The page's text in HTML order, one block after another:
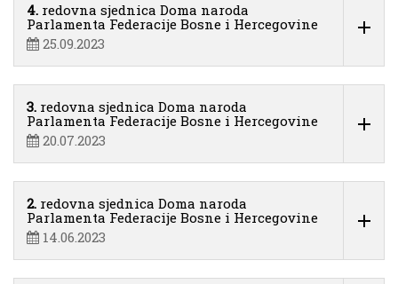
4. redovna sjednica Doma naroda
Parlamenta Federacije Bosne i Hercegovine
25.09.2023
3. redovna sjednica Doma naroda
Parlamenta Federacije Bosne i Hercegovine
20.07.2023
2. redovna sjednica Doma naroda
Parlamenta Federacije Bosne i Hercegovine
14.06.2023